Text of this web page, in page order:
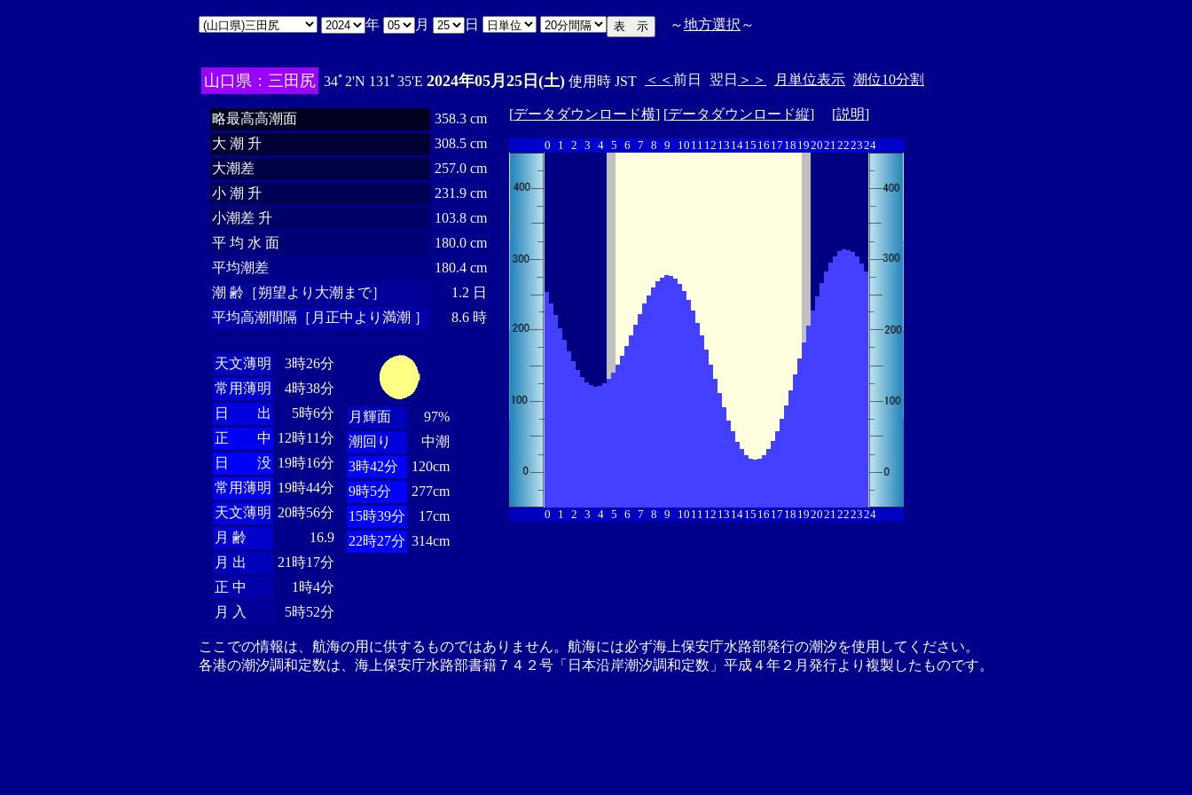
年 月 日 ～地方選択 ～
山口県：三田尻 34ﾟ2'N 131ﾟ35'E 2024年05月25日(土) 使用時 JST ＜＜ 前日 翌日 ＞＞ 月単位表示 潮位10分割
略最高高潮面
358.3 cm
大 潮 升
308.5 cm
大潮差
257.0 cm
小 潮 升
231.9 cm
小潮差 升
103.8 cm
平 均 水 面
180.0 cm
平均潮差
180.4 cm
潮 齢［朔望より大潮まで］
1.2 日
平均高潮間隔［月正中より満潮 ］
8.6 時
天文薄明
3時26分
常用薄明
4時38分
日 出
5時6分
正 中 12時11分
日 没 19時16分
常用薄明 19時44分
天文薄明 20時56分
月 齢
16.9
月 出
21時17分
正 中
1時4分
月 入
5時52分
月輝面
97%
潮回り
中潮
3時42分
120cm
9時5分
277cm
15時39分
17cm
22時27分 314cm
[データダウンロード横] [データダウンロード縦] [説明]
0 1 2 3 4 5 6 7 8 9 10 11 12 13 1415 16 17 18 192021222324
0 1 2 3 4 5 6 7 8 9 10 11 12 13 1415 16 17 18 192021222324
ここでの情報は、航海の用に供するものではありません。航海には必ず海上保安庁水路部発行の潮汐を使用してください。
各港の潮汐調和定数は、海上保安庁水路部書籍７４２号「日本沿岸潮汐調和定数」平成４年２月発行より複製したものです。